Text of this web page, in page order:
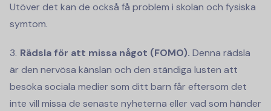
Utöver det kan de också få problem i skolan och fysiska
symtom.
Rädsla för att missa något (FOMO). Denna rädsla
är den nervösa känslan och den ständiga lusten att
besöka sociala medier som ditt barn får eftersom det
inte vill missa de senaste nyheterna eller vad som händer